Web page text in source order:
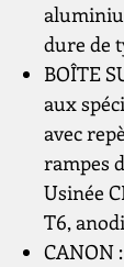
dure de
BOÎTE
aux
avec
rampes
Usinée
T6,
CANON